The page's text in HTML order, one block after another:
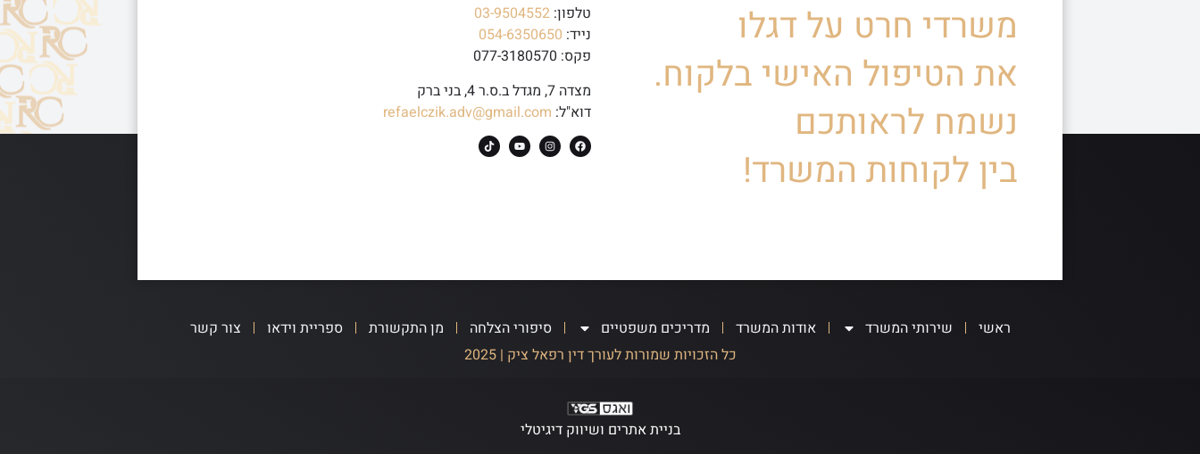
משרדי חרט על דגלו
את הטיפול האישי בלקוח.
נשמח לראותכם
בין לקוחות המשרד!
טלפון: 03-9504552
נייד: 054-6350650
פקס: 077-3180570
מצדה 7, מגדל ב.ס.ר 4, בני ברק
דוא"ל: refaelczik.adv@gmail.com
ראשי שירותי המשרד אודות המשרד מדריכים משפטיים סיפורי הצלחה מן התקשורת ספריית וידאו
צור קשר
כל הזכויות שמורות לעורך דין רפאל ציק | 2025
בניית אתרים ושיווק דיגיטלי